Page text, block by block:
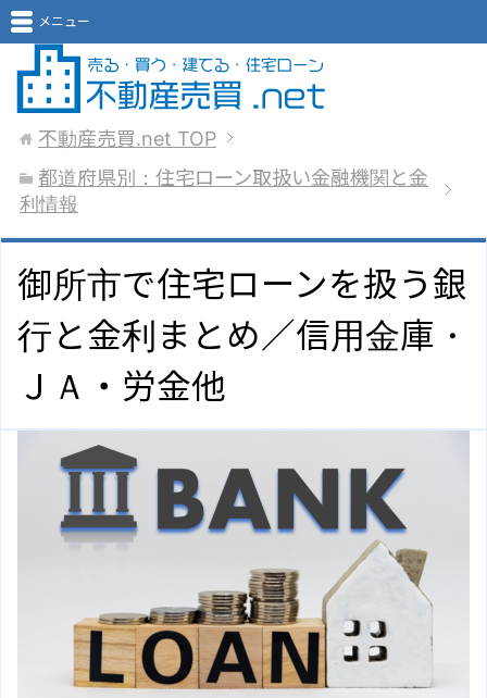
メニュー
不動産売買.net TOP
都道府県別：住宅ローン取扱い金融機関と金
利情報
御所市で住宅ローンを扱う銀
行と金利まとめ／信用金庫・
ＪＡ・労金他